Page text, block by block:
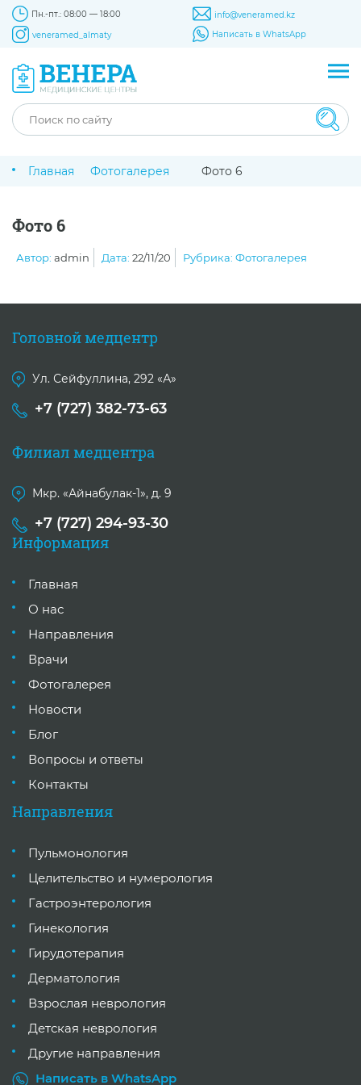
Пн.-пт.: 08:00 — 18:00
info@veneramed.kz
veneramed_almaty
Написать в WhatsApp
Главная Фотогалерея Фото 6
Фото 6
Автор: admin Дата: 22/11/20 Рубрика: Фотогалерея
Головной медцентр
Ул. Сейфуллина, 292 «А»
+7 (727) 382-73-63
Филиал медцентра
Мкр. «Айнабулак-1», д. 9
+7 (727) 294-93-30
Информация
Главная
О нас
Направления
Врачи
Фотогалерея
Новости
Блог
Вопросы и ответы
Контакты
Направления
Пульмонология
Целительство и нумерология
Гастроэнтерология
Гинекология
Гирудотерапия
Дерматология
Взрослая неврология
Детская неврология
Другие направления
Написать в WhatsApp